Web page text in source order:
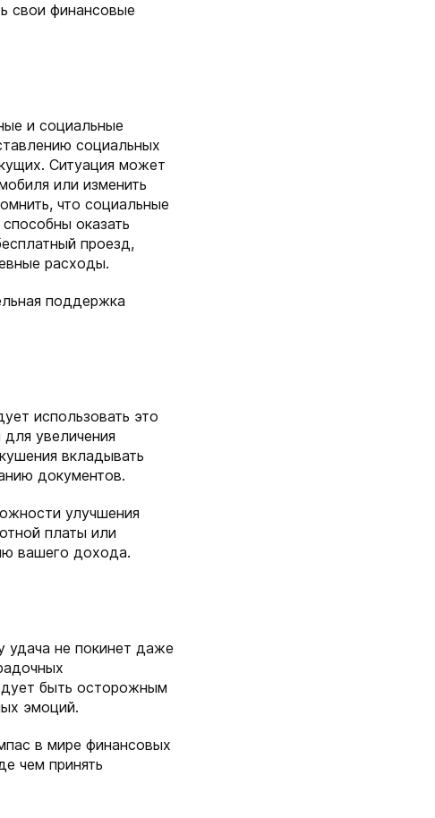
свои финансовые
и социальные
социальных
Ситуация может
или изменить
что социальные
оказать
проезд,
расходы.
поддержка
использовать это
увеличения
вкладывать
документов.
улучшения
платы или
вашего дохода.
удача не покинет даже
быть осторожным
эмоций.
в мире финансовых
чем принять